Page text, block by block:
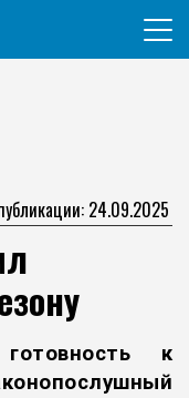
24.09.2025
к